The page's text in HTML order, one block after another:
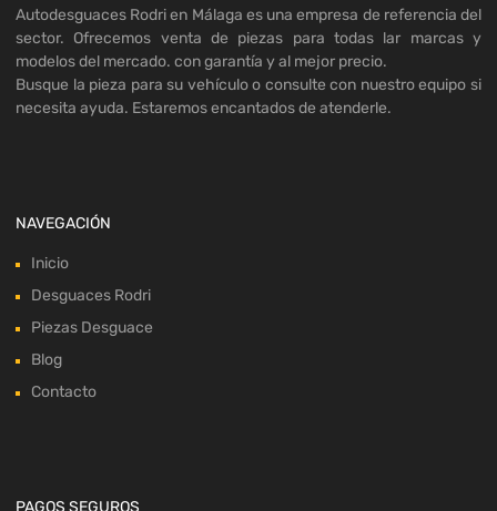
Autodesguaces Rodri en Málaga es una empresa de referencia del
sector. Ofrecemos venta de piezas para todas lar marcas y
modelos del mercado. con garantía y al mejor precio.
Busque la pieza para su vehículo o consulte con nuestro equipo si
necesita ayuda. Estaremos encantados de atenderle.
NAVEGACIÓN
Inicio
Desguaces Rodri
Piezas Desguace
Blog
Contacto
PAGOS SEGUROS